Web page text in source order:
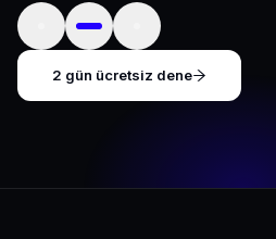
2 gün ücretsiz dene(yeni sekmede açılır)